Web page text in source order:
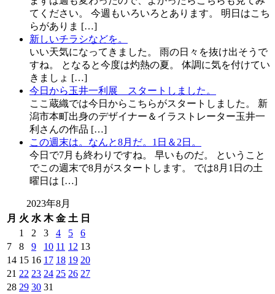
てください。 今週もいろいろとあります。 明日はこち
らがありま […]
新しいチラシなどを。
いい天気になってきました。 雨の日々を抜け出そうで
すね。 となると今度は灼熱の夏。 体調に気を付けてい
きましょ […]
今日から玉井一利展 スタートしました。
ここ蔵織では今日からこちらがスタートしました。 新
潟市本町出身のデザイナー＆イラストレーター玉井一
利さんの作品 […]
この週末は。なんと8月だ。1日＆2日。
今日で7月も終わりですね。 早いものだ。 ということ
でこの週末で8月がスタートします。 では8月1日の土
曜日は […]
2023年8月
月 火 水 木 金 土 日
1 2 3 4 5
6
7
8 9 10 11 12 13
14 15 16 17 18 19 20
21 22 23 24 25 26 27
28 29 30 31